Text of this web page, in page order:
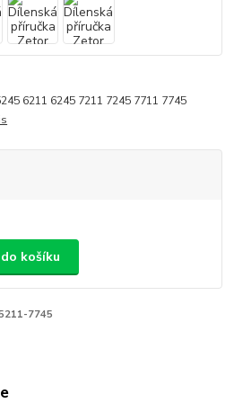
6211 6245 7211 7245 7711 7745
košíku
7745